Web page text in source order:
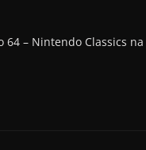
– Nintendo Classics na